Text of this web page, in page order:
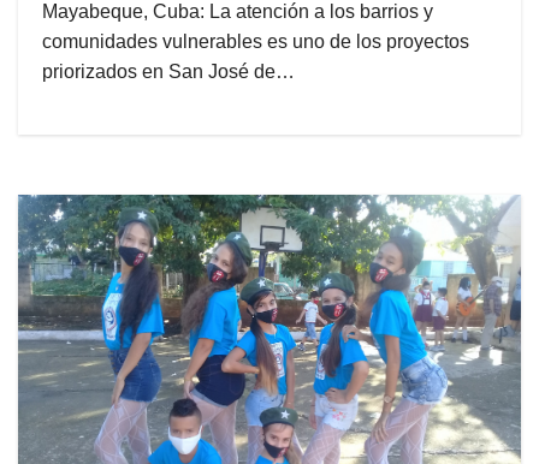
Mayabeque, Cuba: La atención a los barrios y
comunidades vulnerables es uno de los proyectos
priorizados en San José de…